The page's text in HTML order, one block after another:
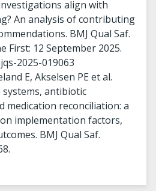
align with
An analysis of contributing
BMJ Qual Saf.
First: 12 September 2025.
2025-019063
E, Akselsen PE et al.
systems, antibiotic
medication reconciliation: a
implementation factors,
BMJ Qual Saf.